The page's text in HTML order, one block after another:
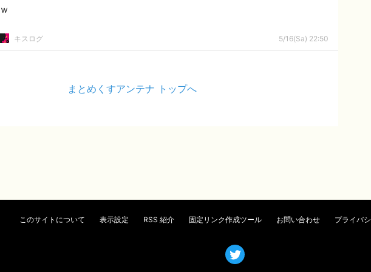
ｗ
キスログ 5/16(Sa) 22:50
まとめくすアンテナ トップへ
このサイトについて 表示設定 RSS 紹介 固定リンク作成ツール お問い合わせ プライバ